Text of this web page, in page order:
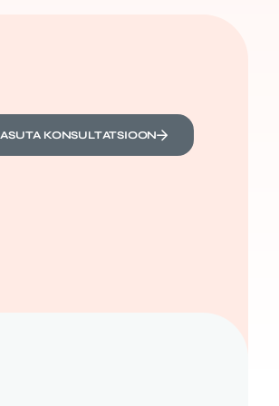
KONSULTATSIOON